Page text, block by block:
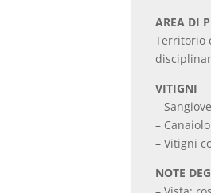
AREA DI
Territorio
VITIGNI
–
–
– Vitigni
NOTE